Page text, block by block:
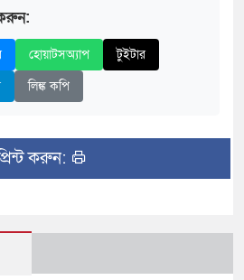
হোয়াটসঅ্যাপ
টুইটার
লিঙ্ক কপি
করুন: